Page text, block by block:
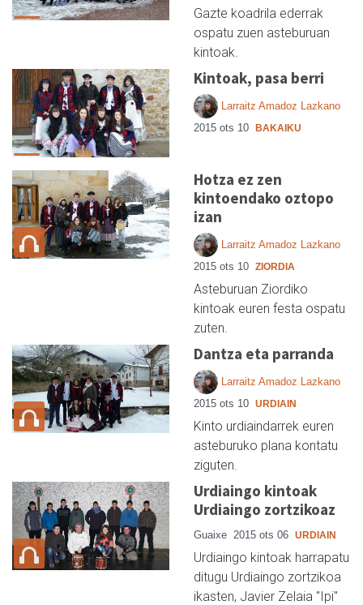
Gazte koadrila ederrak
ospatu zuen asteburuan
kintoak.
Kintoak, pasa berri
Larraitz Amadoz Lazkano
2015 ots 10 BAKAIKU
Hotza ez zen
kintoendako oztopo
izan
Larraitz Amadoz Lazkano
2015 ots 10 ZIORDIA
Asteburuan Ziordiko
kintoak euren festa ospatu
zuten.
Dantza eta parranda
Larraitz Amadoz Lazkano
2015 ots 10 URDIAIN
Kinto urdiaindarrek euren
asteburuko plana kontatu
ziguten.
Urdiaingo kintoak
Urdiaingo zortzikoaz
Guaixe 2015 ots 06 URDIAIN
Urdiaingo kintoak harrapatu
ditugu Urdiaingo zortzikoa
ikasten, Javier Zelaia "Ipi"